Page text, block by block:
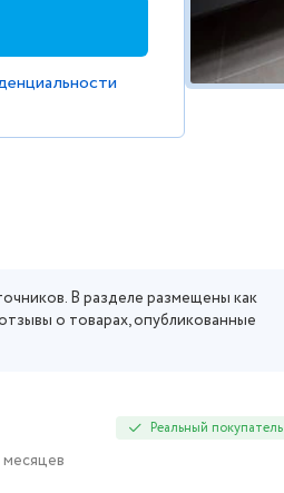
В разделе размещены как
о товарах, опубликованные
Реальный покупатель